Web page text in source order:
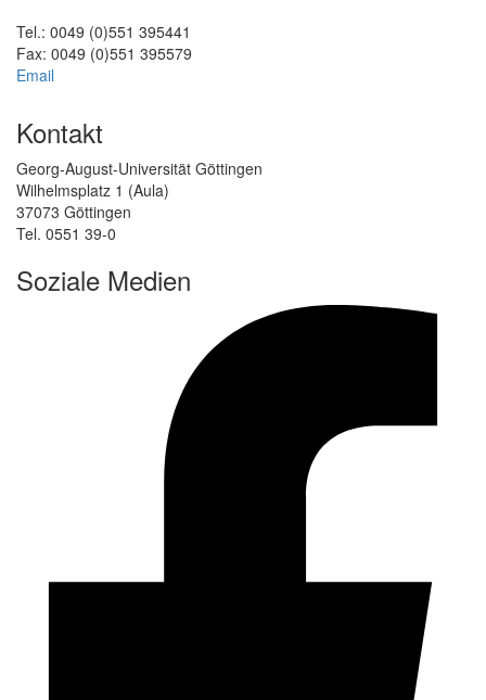
Tel.: 0049 (0)551 395441
Fax: 0049 (0)551 395579
Email
Kontakt
Georg-August-Universität Göttingen
Wilhelmsplatz 1 (Aula)
37073 Göttingen
Tel. 0551 39-0
Soziale Medien